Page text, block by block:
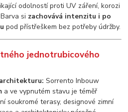
odolností proti UV záření, korozi
si zachovává intenzitu i po
pod přístřeškem bez potřeby údržby.
jednotrubicového
Sorrento Inbouw
a ve vypnutém stavu je téměř
soukromé terasy, designové zimní